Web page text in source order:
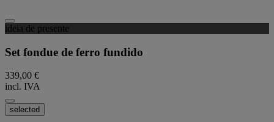
ideia de presente
Set fondue de ferro fundido
339,00 €
incl. IVA
selected